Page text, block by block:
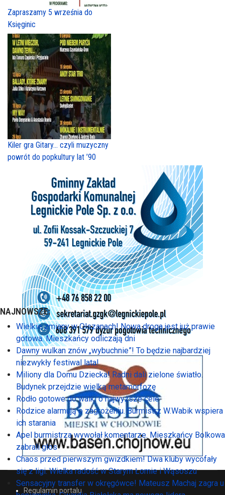
Zapraszamy 5 września do
Księginic
Kiler gra Gitary… czyli muzyczny
powrót do popkultury lat ’90
Regulamin portalu
NAJNOWSZE:
Wielkie zmiany w Olszanach! Nowa droga jest już prawie
gotowa. Mieszkańcy odliczają dni
Dawny wulkan znów „wybuchnie”! To będzie najbardziej
niezwykły festiwal lata!
Miliony dla Domu Dziecka! Radni dali zielone światło.
Budynek przejdzie wielką metamorfozę
Rodło gotowe do walki o najwyższe cele
Rodzice alarmują o zagrożeniu. Burmistrz W.Wabik wspiera
ich starania
Apel burmistrza wywołał komentarze. Mieszkańcy Bolkowa
zabrali głos
Chaos przed pierwszym gwizdkiem! Dwa kluby wycofały
się z ligi. Wielka radość w Starym Łomie i Wąsoszu
Sensacyjny transfer w okręgówce! Mateusz Machaj zagra u